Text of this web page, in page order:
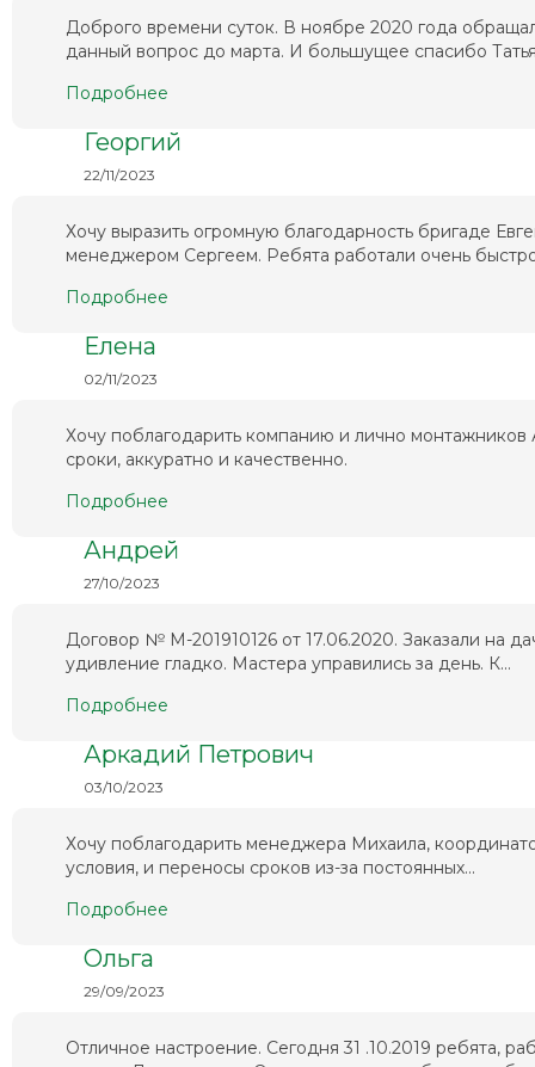
Доброго времени суток. В ноябре 2020 года
данный вопрос до марта. И большущее спасибо
Подробнее
Георгий
22/11/2023
Хочу выразить огромную благодарность бригаде
менеджером Сергеем. Ребята работали очень
Подробнее
Елена
02/11/2023
Хочу поблагодарить компанию и лично монтажников
сроки, аккуратно и качественно.
Подробнее
Андрей
27/10/2023
Договор № М-201910126 от 17.06.2020. Заказали на
удивление гладко. Мастера управились за день. К...
Подробнее
Аркадий Петрович
03/10/2023
Хочу поблагодарить менеджера Михаила,
условия, и переносы сроков из-за постоянных...
Подробнее
Ольга
29/09/2023
Отличное настроение. Сегодня 31 .10.2019 ребята,